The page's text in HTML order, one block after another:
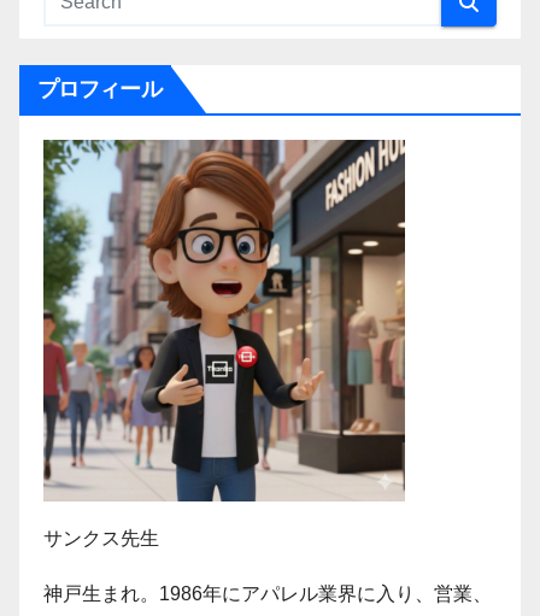
プロフィール
サンクス先生
神戸生まれ。1986年にアパレル業界に入り、営業、